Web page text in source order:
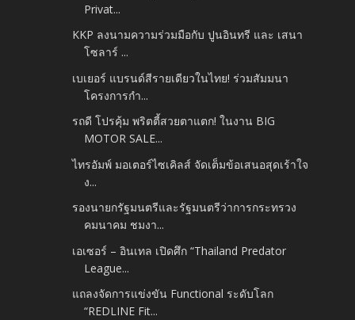
Privat...
KKP ลงนามความร่วมมือกับ ปูนอินทรี และ เสนา
โซลาร์ ...
เบเยอร์ แบรนด์สีรายเดียวในไทย! ร่วมสัมมนา
โครงการกำ...
รถดี โปรคุ้ม พริตตี้สวยตาแตก! ในงาน BIG
MOTOR SALE...
ไทรอัมพ์ มอเตอร์ไซเคิลส์ จัดเต็มข้อเสนอสุดเร้าใจ
ง...
รองนายกรัฐมนตรีและรัฐมนตรีว่าการกระทรวง
คมนาคม ชมงา...
เอเซอร์ – อินเทล เปิดศึก “Thailand Predator
League...
แถลงจัดการแข่งขัน Functional ระดับโลก
“REDLINE Fit...